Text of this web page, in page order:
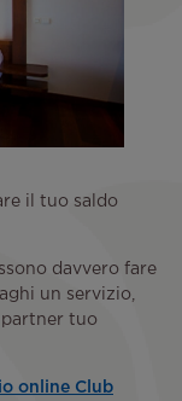
il tuo saldo
davvero fare
un servizio,
tuo
online Club